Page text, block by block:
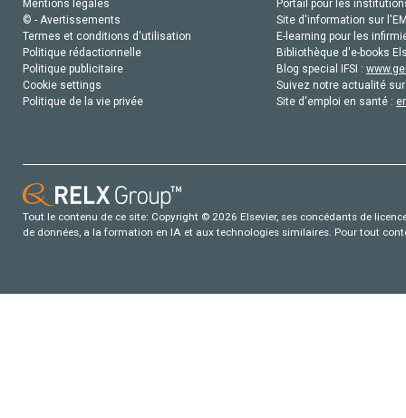
Mentions légales
© - Avertissements
Termes et conditions d'utilisation
Politique rédactionnelle
Politique publicitaire
Cookie settings
Politique de la vie privée
Portail pour les
Site d'information sur
E-learning pour les
Bibliothèque d'e-books
Blog special IFSI :
Suivez notre actualité
Site d'emploi en santé :
Tout le contenu de ce site: Copyright © 2026 Elsevier, ses concédants de
de données, a la formation en IA et aux technologies similaires. Pour tout